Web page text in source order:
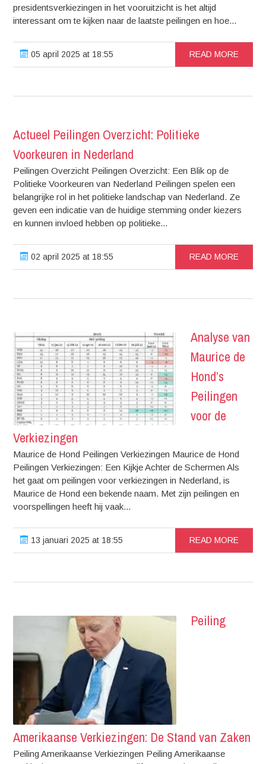
presidentsverkiezingen in het vooruitzicht is het altijd
interessant om te kijken naar de laatste peilingen en hoe...
05 april 2025 at 18:55 READ MORE
Actueel Peilingen Overzicht: Politieke
Voorkeuren in Nederland
Peilingen Overzicht Peilingen Overzicht: Een Blik op de
Politieke Voorkeuren van Nederland Peilingen spelen een
belangrijke rol in het politieke landschap van Nederland. Ze
geven een indicatie van de huidige stemming onder kiezers
en kunnen invloed hebben op politieke...
02 april 2025 at 18:55 READ MORE
Analyse van
Maurice de
Hond’s
Peilingen
voor de
Verkiezingen
Maurice de Hond Peilingen Verkiezingen Maurice de Hond
Peilingen Verkiezingen: Een Kijkje Achter de Schermen Als
het gaat om peilingen voor verkiezingen in Nederland, is
Maurice de Hond een bekende naam. Met zijn peilingen en
voorspellingen heeft hij vaak...
13 januari 2025 at 18:55 READ MORE
Peiling
Amerikaanse Verkiezingen: De Stand van Zaken
Peiling Amerikaanse Verkiezingen Peiling Amerikaanse